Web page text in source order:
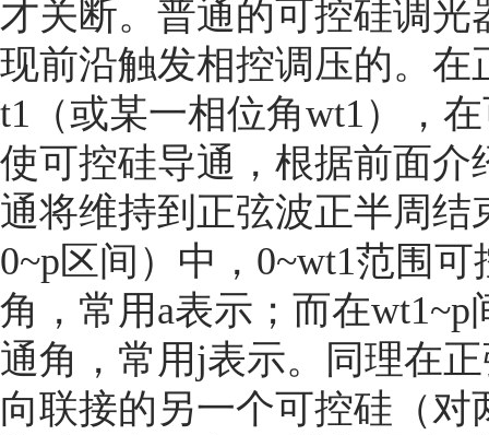
才关断。普通的可控硅调
现前沿触发相控调压的。
t1（或某一相位角wt1），
使可控硅导通，根据前面
通将维持到正弦波正半周
0~p区间）中，0~wt1范围
角，常用a表示；而在
通角，常用j表示。同理在
向联接的另一个可控硅（